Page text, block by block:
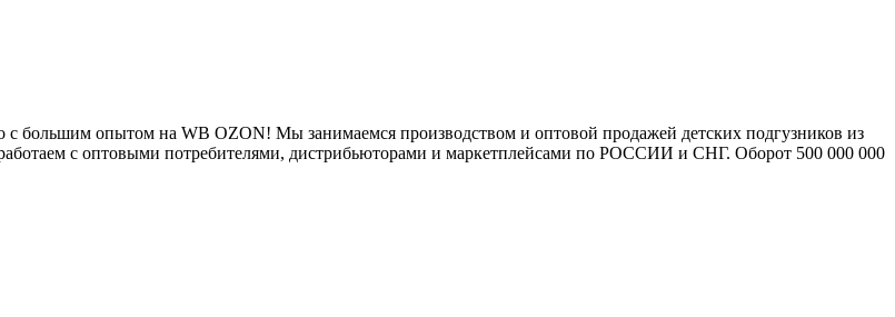
большим опытом на WB OZON! Мы занимаемся производством и оптовой продажей детских подгузников из
с оптовыми потребителями, дистрибьюторами и маркетплейсами по РОССИИ и СНГ. Оборот 500 000 000